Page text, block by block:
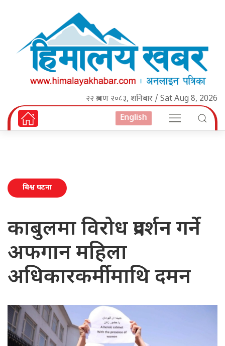
२२ श्रावण २०८३, शनिबार / Sat Aug 8, 2026
English
बिश्व घटना
काबुलमा विरोध प्रदर्शन गर्ने
अफगान महिला
अधिकारकर्मीमाथि दमन